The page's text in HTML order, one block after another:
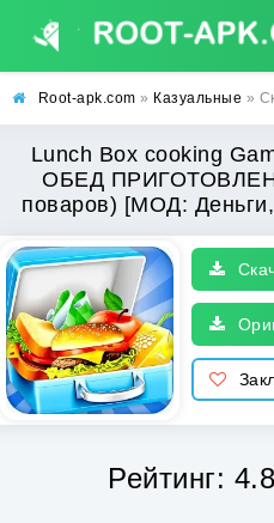
Root-apk.com » Казуальные » Скачать Lunch
Lunch Box cooking
ОБЕД
поваров) [МОД:
Рейтинг: 4.8